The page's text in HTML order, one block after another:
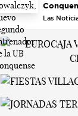
Las